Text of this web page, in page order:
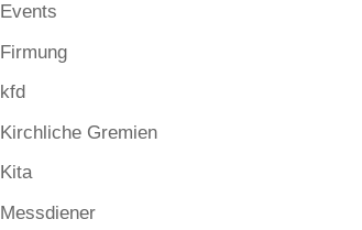
Events
Firmung
kfd
Kirchliche Gremien
Kita
Messdiener